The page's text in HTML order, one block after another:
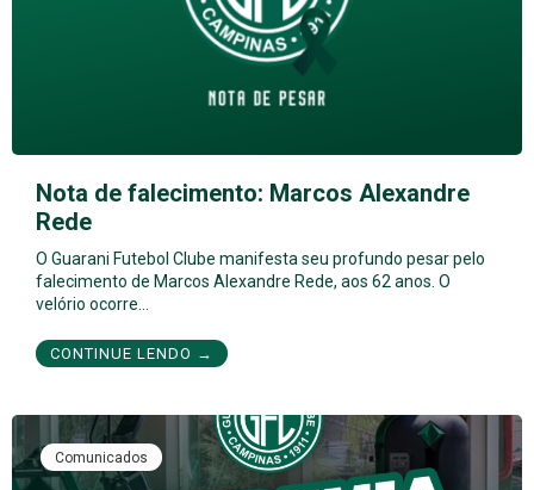
Nota de falecimento: Marcos Alexandre
Rede
O Guarani Futebol Clube manifesta seu profundo pesar pelo
falecimento de Marcos Alexandre Rede, aos 62 anos. O
velório ocorre…
CONTINUE LENDO →
Comunicados